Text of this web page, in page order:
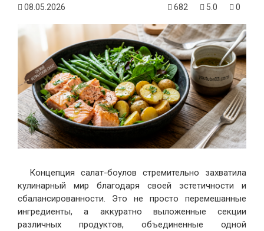
08.05.2026
682 5.0 0
Концепция салат-боулов стремительно захватила
кулинарный мир благодаря своей эстетичности и
сбалансированности. Это не просто перемешанные
ингредиенты, а аккуратно выложенные секции
различных продуктов, объединенные одной